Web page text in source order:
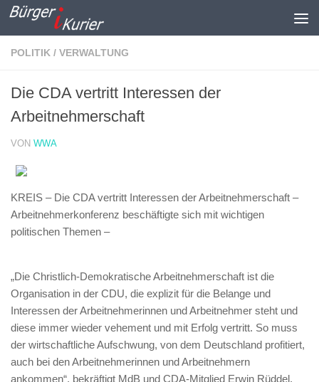
Zum Inhalt springen
POLITIK / VERWALTUNG
Die CDA vertritt Interessen der
Arbeitnehmerschaft
VON WWA
KREIS – Die CDA vertritt Interessen der Arbeitnehmerschaft –
Arbeitnehmerkonferenz beschäftigte sich mit wichtigen
politischen Themen –
„Die Christlich-Demokratische Arbeitnehmerschaft ist die
Organisation in der CDU, die explizit für die Belange und
Interessen der Arbeitnehmerinnen und Arbeitnehmer steht und
diese immer wieder vehement und mit Erfolg vertritt. So muss
der wirtschaftliche Aufschwung, von dem Deutschland profitiert,
auch bei den Arbeitnehmerinnen und Arbeitnehmern
ankommen“, bekräftigt MdB und CDA-Mitglied Erwin Rüddel.